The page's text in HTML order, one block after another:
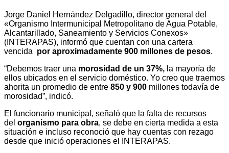
Jorge Daniel Hernández Delgadillo, director general del
«Organismo Intermunicipal Metropolitano de Agua Potable,
Alcantarillado, Saneamiento y Servicios Conexos»
(INTERAPAS), informó que cuentan con una cartera
vencida por aproximadamente 900 millones de pesos.
“Debemos traer una morosidad de un 37%, la mayoría de
ellos ubicados en el servicio doméstico. Yo creo que traemos
ahorita un promedio de entre 850 y 900 millones todavía de
morosidad”, indicó.
El funcionario municipal, señaló que la falta de recursos
del organismo para obra, se debe en cierta medida a esta
situación e incluso reconoció que hay cuentas con rezago
desde que inició operaciones el INTERAPAS.